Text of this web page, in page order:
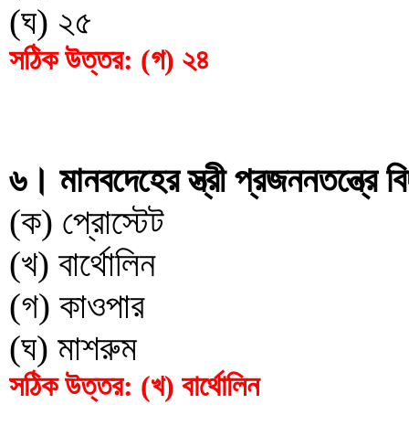
(ঘ) ২৫
সঠিক উত্তর: (গ) ২৪
৬। মানবদেহের স্ত্রী
(ক) প্রোস্টেট
(খ) বার্থোলিন
(গ) কাওপার
(ঘ) মাশরুম
সঠিক উত্তর: (খ) বার্থোলিন